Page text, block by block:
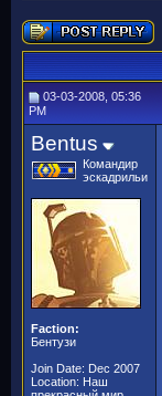
03-03-2008, 05:36
PM
Bentus
Командир
эскадрильи
Faction:
Бентузи
Join Date: Dec 2007
Location: Наш